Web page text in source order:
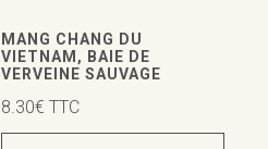
MANG CHANG DU
VIETNAM, BAIE DE
VERVEINE SAUVAGE
8.30€ TTC